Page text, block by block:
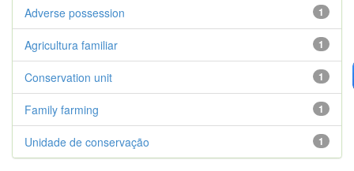
1
Adverse possession
1
Agricultura familiar
1
Conservation unit
1
Family farming
1
Unidade de conservação